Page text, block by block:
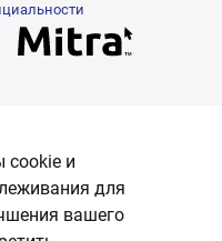
cookie и
для
вашего